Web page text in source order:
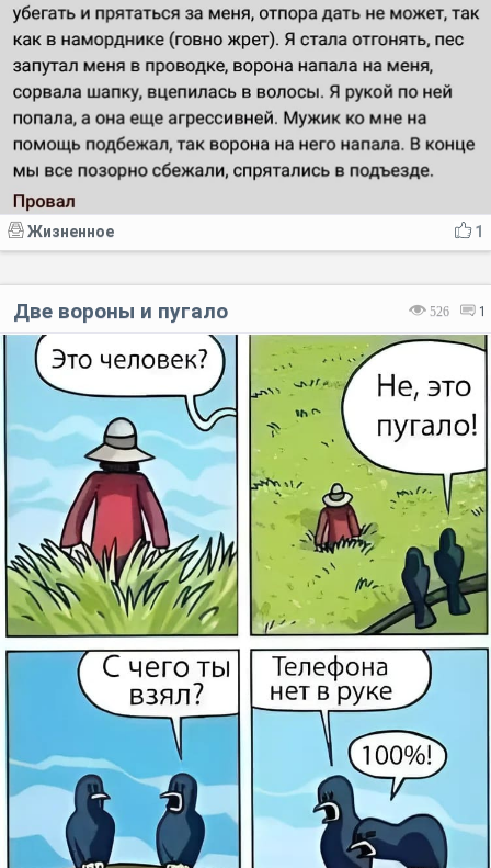
1
Жизненное
526 1
Две вороны и пугало